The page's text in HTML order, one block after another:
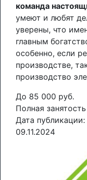
команда
умеют и любят
уверены, что
главным
особенно, если
производстве,
производство
До 85 000 руб.
Полная занятость
Дата публикации:
09.11.2024